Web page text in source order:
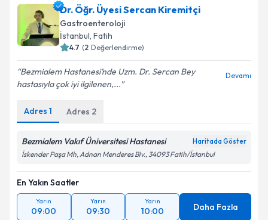
Dr. Öğr. Üyesi Sercan Kiremitçi
Gastroenteroloji
İstanbul, Fatih
4.7 (2 Değerlendirme)
Bezmialem Hastanesi’nde Uzm. Dr. Sercan Bey
hastasıyla çok iyi ilgilenen,...
Devamı
Adres 1 Adres 2
Bezmialem Vakıf Üniversitesi Hastanesi Haritada Göster
İskender Paşa Mh, Adnan Menderes Blv., 34093 Fatih/İstanbul
En Yakın Saatler
Yarın
09:00
Yarın
09:30
Yarın
10:00 Daha Fazla